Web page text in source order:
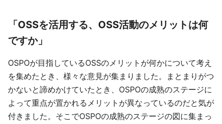
「OSSを活用する、OSS活動のメリットは何
ですか」
OSPOが目指しているOSSのメリットが何かについて考え
を集めたとき、様々な意見が集まりました。まとまりがつ
かないと諦めかけていたとき、OSPOの成熟のステージに
よって重点が置かれるメリットが異なっているのだと気が
付きました。そこでOSPOの成熟のステージの図に集まっ